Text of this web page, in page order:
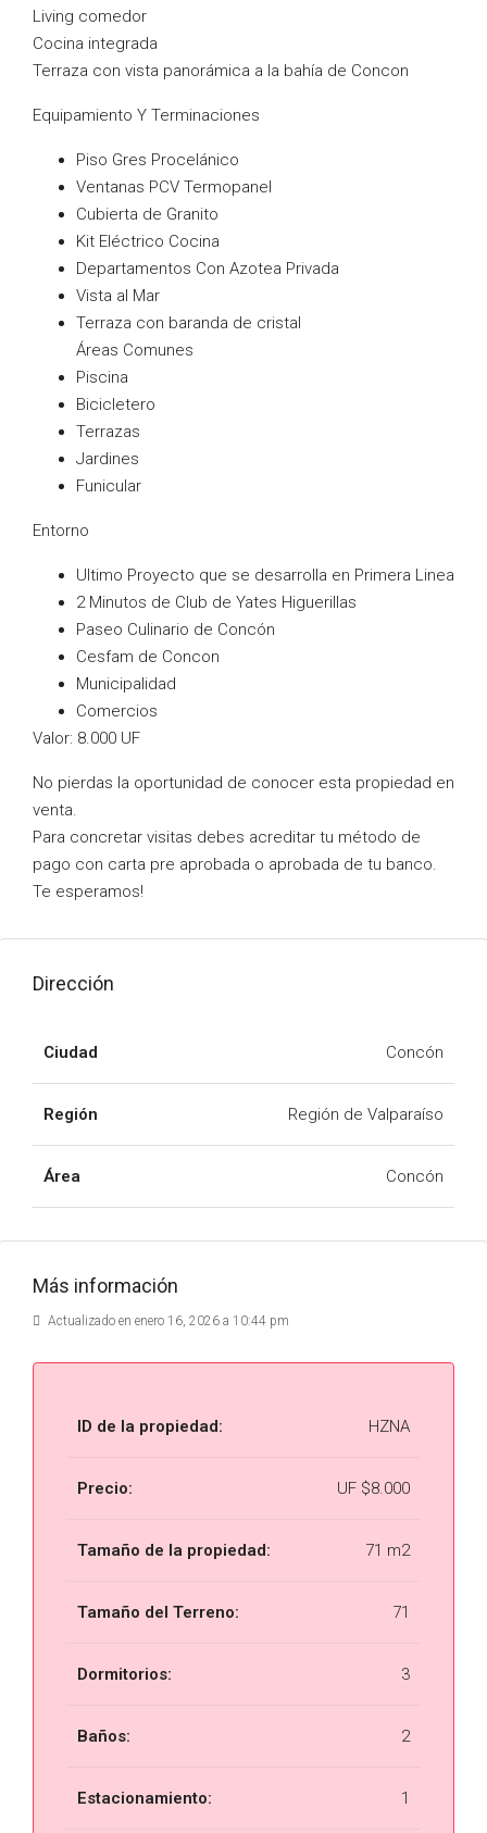
Living comedor
Cocina integrada
Terraza con vista panorámica a la bahía de Concon
Equipamiento Y Terminaciones
Piso Gres Procelánico
Ventanas PCV Termopanel
Cubierta de Granito
Kit Eléctrico Cocina
Departamentos Con Azotea Privada
Vista al Mar
Terraza con baranda de cristal
Áreas Comunes
Piscina
Bicicletero
Terrazas
Jardines
Funicular
Entorno
Ultimo Proyecto que se desarrolla en Primera Linea
2 Minutos de Club de Yates Higuerillas
Paseo Culinario de Concón
Cesfam de Concon
Municipalidad
Comercios
Valor: 8.000 UF
No pierdas la oportunidad de conocer esta propiedad en
venta.
Para concretar visitas debes acreditar tu método de
pago con carta pre aprobada o aprobada de tu banco.
Te esperamos!
Dirección
Ciudad Concón
Región Región de Valparaíso
Área Concón
Más información
Actualizado en enero 16, 2026 a 10:44 pm
ID de la propiedad: HZNA
Precio: UF $8.000
Tamaño de la propiedad: 71 m2
Tamaño del Terreno: 71
Dormitorios: 3
Baños: 2
Estacionamiento: 1